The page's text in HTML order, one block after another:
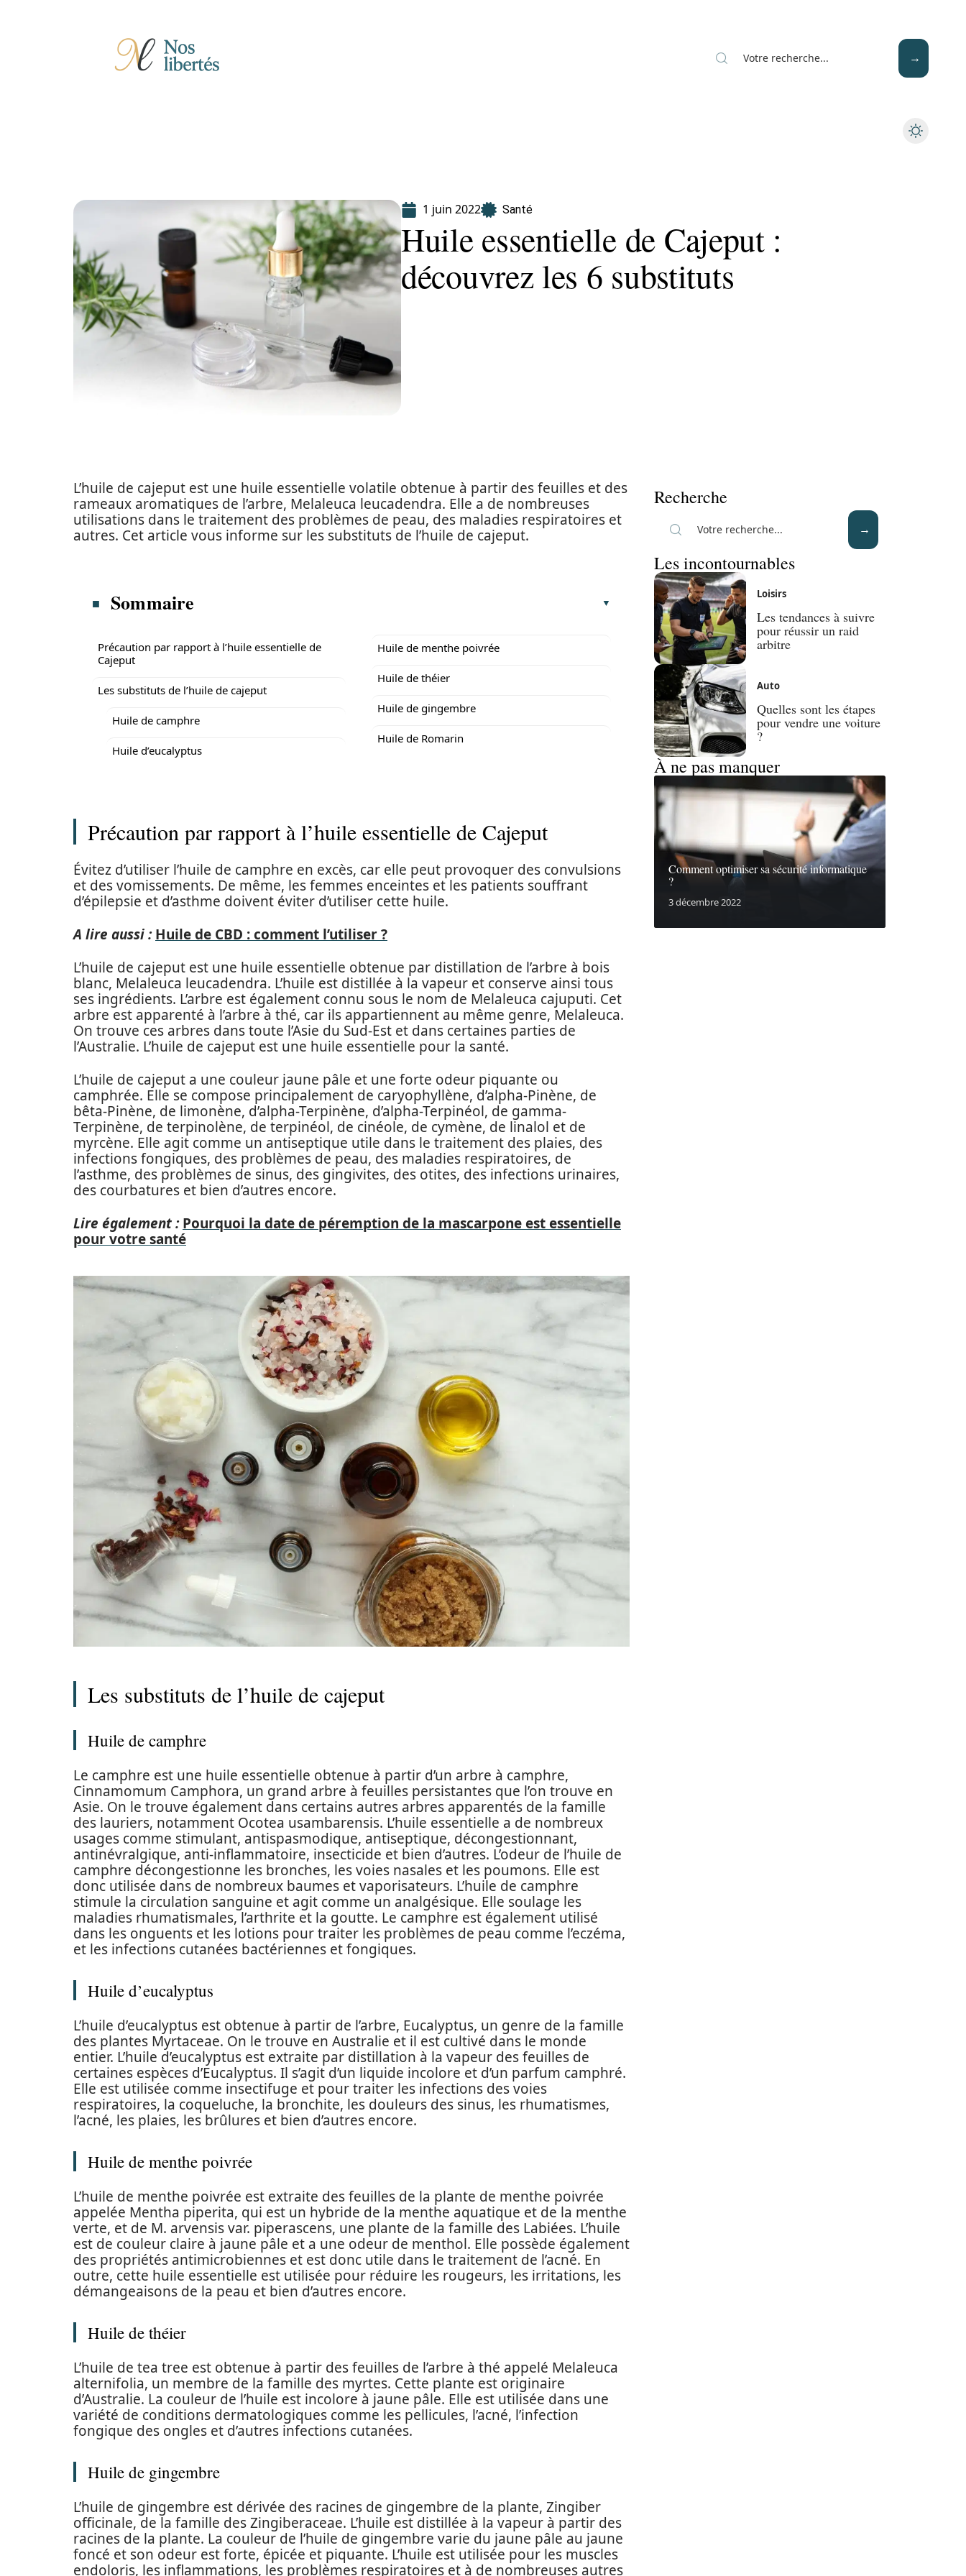
1 juin 2022 Santé
Huile essentielle de Cajeput :
découvrez les 6 substituts
L’huile de cajeput est une huile essentielle volatile obtenue à partir des feuilles et des
rameaux aromatiques de l’arbre, Melaleuca leucadendra. Elle a de nombreuses
utilisations dans le traitement des problèmes de peau, des maladies respiratoires et
autres. Cet article vous informe sur les substituts de l’huile de cajeput.
Sommaire
Précaution par rapport à l’huile essentielle de
Cajeput
Les substituts de l’huile de cajeput
Huile de camphre
Huile d’eucalyptus
Huile de menthe poivrée
Huile de théier
Huile de gingembre
Huile de Romarin
Précaution par rapport à l’huile essentielle de Cajeput
Évitez d’utiliser l’huile de camphre en excès, car elle peut provoquer des convulsions
et des vomissements. De même, les femmes enceintes et les patients souffrant
d’épilepsie et d’asthme doivent éviter d’utiliser cette huile.
A lire aussi : Huile de CBD : comment l’utiliser ?
L’huile de cajeput est une huile essentielle obtenue par distillation de l’arbre à bois
blanc, Melaleuca leucadendra. L’huile est distillée à la vapeur et conserve ainsi tous
ses ingrédients. L’arbre est également connu sous le nom de Melaleuca cajuputi. Cet
arbre est apparenté à l’arbre à thé, car ils appartiennent au même genre, Melaleuca.
On trouve ces arbres dans toute l’Asie du Sud-Est et dans certaines parties de
l’Australie. L’huile de cajeput est une huile essentielle pour la santé.
L’huile de cajeput a une couleur jaune pâle et une forte odeur piquante ou
camphrée. Elle se compose principalement de caryophyllène, d’alpha-Pinène, de
bêta-Pinène, de limonène, d’alpha-Terpinène, d’alpha-Terpinéol, de gamma-
Terpinène, de terpinolène, de terpinéol, de cinéole, de cymène, de linalol et de
myrcène. Elle agit comme un antiseptique utile dans le traitement des plaies, des
infections fongiques, des problèmes de peau, des maladies respiratoires, de
l’asthme, des problèmes de sinus, des gingivites, des otites, des infections urinaires,
des courbatures et bien d’autres encore.
Lire également : Pourquoi la date de péremption de la mascarpone est essentielle
pour votre santé
Les substituts de l’huile de cajeput
Huile de camphre
Le camphre est une huile essentielle obtenue à partir d’un arbre à camphre,
Cinnamomum Camphora, un grand arbre à feuilles persistantes que l’on trouve en
Asie. On le trouve également dans certains autres arbres apparentés de la famille
des lauriers, notamment Ocotea usambarensis. L’huile essentielle a de nombreux
usages comme stimulant, antispasmodique, antiseptique, décongestionnant,
antinévralgique, anti-inflammatoire, insecticide et bien d’autres. L’odeur de l’huile de
camphre décongestionne les bronches, les voies nasales et les poumons. Elle est
donc utilisée dans de nombreux baumes et vaporisateurs. L’huile de camphre
stimule la circulation sanguine et agit comme un analgésique. Elle soulage les
maladies rhumatismales, l’arthrite et la goutte. Le camphre est également utilisé
dans les onguents et les lotions pour traiter les problèmes de peau comme l’eczéma,
et les infections cutanées bactériennes et fongiques.
Huile d’eucalyptus
L’huile d’eucalyptus est obtenue à partir de l’arbre, Eucalyptus, un genre de la famille
des plantes Myrtaceae. On le trouve en Australie et il est cultivé dans le monde
entier. L’huile d’eucalyptus est extraite par distillation à la vapeur des feuilles de
certaines espèces d’Eucalyptus. Il s’agit d’un liquide incolore et d’un parfum camphré.
Elle est utilisée comme insectifuge et pour traiter les infections des voies
respiratoires, la coqueluche, la bronchite, les douleurs des sinus, les rhumatismes,
l’acné, les plaies, les brûlures et bien d’autres encore.
Huile de menthe poivrée
L’huile de menthe poivrée est extraite des feuilles de la plante de menthe poivrée
appelée Mentha piperita, qui est un hybride de la menthe aquatique et de la menthe
verte, et de M. arvensis var. piperascens, une plante de la famille des Labiées. L’huile
est de couleur claire à jaune pâle et a une odeur de menthol. Elle possède également
des propriétés antimicrobiennes et est donc utile dans le traitement de l’acné. En
outre, cette huile essentielle est utilisée pour réduire les rougeurs, les irritations, les
démangeaisons de la peau et bien d’autres encore.
Huile de théier
L’huile de tea tree est obtenue à partir des feuilles de l’arbre à thé appelé Melaleuca
alternifolia, un membre de la famille des myrtes. Cette plante est originaire
d’Australie. La couleur de l’huile est incolore à jaune pâle. Elle est utilisée dans une
variété de conditions dermatologiques comme les pellicules, l’acné, l’infection
fongique des ongles et d’autres infections cutanées.
Huile de gingembre
L’huile de gingembre est dérivée des racines de gingembre de la plante, Zingiber
officinale, de la famille des Zingiberaceae. L’huile est distillée à la vapeur à partir des
racines de la plante. La couleur de l’huile de gingembre varie du jaune pâle au jaune
foncé et son odeur est forte, épicée et piquante. L’huile est utilisée pour les muscles
endoloris, les inflammations, les problèmes respiratoires et à de nombreuses autres
Recherche
Les incontournables
Loisirs
Les tendances à suivre
pour réussir un raid
arbitre
Auto
Quelles sont les étapes
pour vendre une voiture
?
À ne pas manquer
Comment optimiser sa sécurité informatique
?
3 décembre 2022